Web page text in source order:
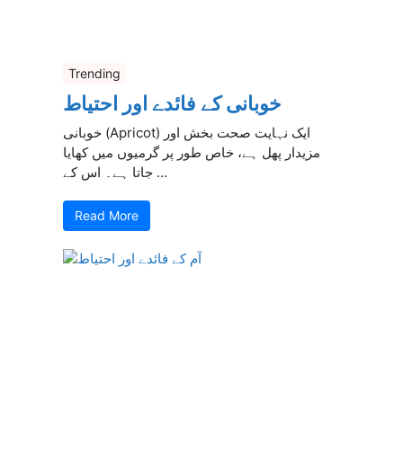
Trending
خوبانی کے فائدے اور احتیاط
خوبانی (Apricot) ایک نہایت صحت بخش اور
مزیدار پھل ہے، خاص طور پر گرمیوں میں کھایا
جاتا ہے۔ اس کے ...
Read More